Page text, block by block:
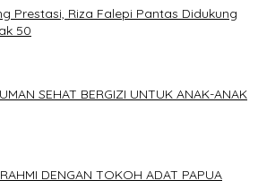
Prestasi, Riza Falepi Pantas Didukung
50
SEHAT BERGIZI UNTUK ANAK-ANAK
DENGAN TOKOH ADAT PAPUA